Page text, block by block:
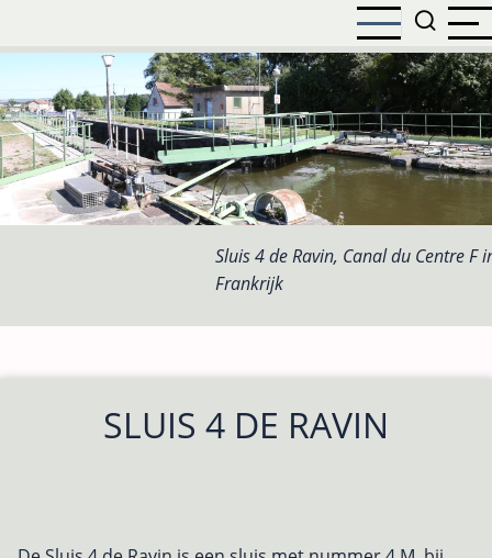
de
inhoud
gaan
Sluis 4 de Ravin, Canal du Centre F
Frankrijk
SLUIS 4 DE RAVIN